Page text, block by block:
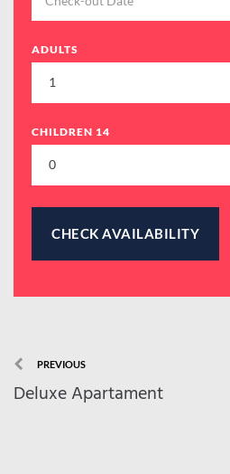
ADULTS
CHILDREN 14
PREVIOUS
Deluxe Apartament